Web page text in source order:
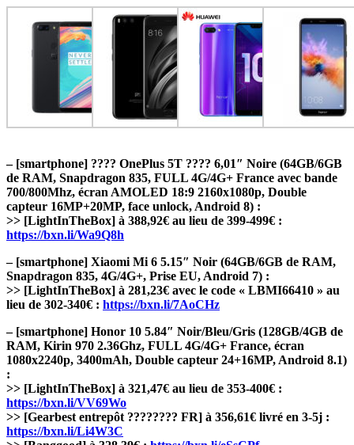
– [smartphone] ???? OnePlus 5T ???? 6,01″ Noire (64GB/6GB
de RAM, Snapdragon 835, FULL 4G/4G+ France avec bande
700/800Mhz, écran AMOLED 18:9 2160x1080p, Double
capteur 16MP+20MP, face unlock, Android 8) :
>> [LightInTheBox] à 388,92€ au lieu de 399-499€ :
https://bxn.li/Wa9Q8h
– [smartphone] Xiaomi Mi 6 5.15″ Noir (64GB/6GB de RAM,
Snapdragon 835, 4G/4G+, Prise EU, Android 7) :
>> [LightInTheBox] à 281,23€ avec le code « LBMI66410 » au
lieu de 302-340€ : https://bxn.li/7AoCHz
– [smartphone] Honor 10 5.84″ Noir/Bleu/Gris (128GB/4GB de
RAM, Kirin 970 2.36Ghz, FULL 4G/4G+ France, écran
1080x2240p, 3400mAh, Double capteur 24+16MP, Android 8.1)
:
>> [LightInTheBox] à 321,47€ au lieu de 353-400€ :
https://bxn.li/VV69Wo
>> [Gearbest entrepôt ???????? FR] à 356,61€ livré en 3-5j :
https://bxn.li/Li4W3C